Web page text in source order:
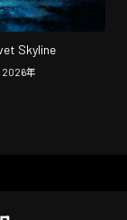
Skyline
2026年